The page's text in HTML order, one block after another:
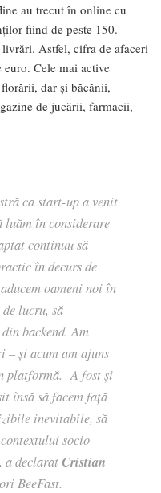
au trecut în online cu
fiind de peste 150.
Astfel, cifra de afaceri
Cele mai active
dar și băcănii,
de jucării, farmacii,
ca start-up a venit
luăm în considerare
continuu să
în decurs de
oameni noi în
lucru, să
backend. Am
– și acum am ajuns
platformă. A fost și
însă să facem față
inevitabile, să
socio-
, a declaratCristian
BeeFast.